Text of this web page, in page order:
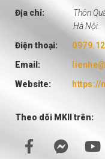
Địa chỉ:
Thôn
Hà Nội.
Điện thoại:
Email:
Website:
https://
Theo dõi MKII trên: